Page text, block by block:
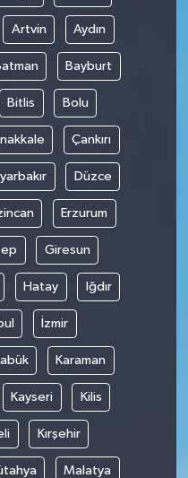
Artvin Aydın
Bayburt
Bitlis Bolu
Çankırı
Düzce
Erzurum
Giresun
Hatay Iğdır
İzmir
Karaman
Kayseri Kilis
Kırşehir
Malatya